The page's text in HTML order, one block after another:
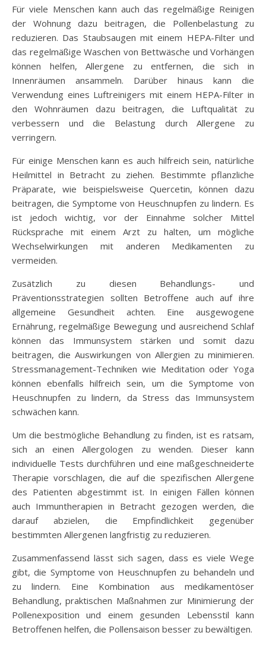
Für viele Menschen kann auch das regelmäßige Reinigen
der Wohnung dazu beitragen, die Pollenbelastung zu
reduzieren. Das Staubsaugen mit einem HEPA-Filter und
das regelmäßige Waschen von Bettwäsche und Vorhängen
können helfen, Allergene zu entfernen, die sich in
Innenräumen ansammeln. Darüber hinaus kann die
Verwendung eines Luftreinigers mit einem HEPA-Filter in
den Wohnräumen dazu beitragen, die Luftqualität zu
verbessern und die Belastung durch Allergene zu
verringern.
Für einige Menschen kann es auch hilfreich sein, natürliche
Heilmittel in Betracht zu ziehen. Bestimmte pflanzliche
Präparate, wie beispielsweise Quercetin, können dazu
beitragen, die Symptome von Heuschnupfen zu lindern. Es
ist jedoch wichtig, vor der Einnahme solcher Mittel
Rücksprache mit einem Arzt zu halten, um mögliche
Wechselwirkungen mit anderen Medikamenten zu
vermeiden.
Zusätzlich zu diesen Behandlungs- und
Präventionsstrategien sollten Betroffene auch auf ihre
allgemeine Gesundheit achten. Eine ausgewogene
Ernährung, regelmäßige Bewegung und ausreichend Schlaf
können das Immunsystem stärken und somit dazu
beitragen, die Auswirkungen von Allergien zu minimieren.
Stressmanagement-Techniken wie Meditation oder Yoga
können ebenfalls hilfreich sein, um die Symptome von
Heuschnupfen zu lindern, da Stress das Immunsystem
schwächen kann.
Um die bestmögliche Behandlung zu finden, ist es ratsam,
sich an einen Allergologen zu wenden. Dieser kann
individuelle Tests durchführen und eine maßgeschneiderte
Therapie vorschlagen, die auf die spezifischen Allergene
des Patienten abgestimmt ist. In einigen Fällen können
auch Immuntherapien in Betracht gezogen werden, die
darauf abzielen, die Empfindlichkeit gegenüber
bestimmten Allergenen langfristig zu reduzieren.
Zusammenfassend lässt sich sagen, dass es viele Wege
gibt, die Symptome von Heuschnupfen zu behandeln und
zu lindern. Eine Kombination aus medikamentöser
Behandlung, praktischen Maßnahmen zur Minimierung der
Pollenexposition und einem gesunden Lebensstil kann
Betroffenen helfen, die Pollensaison besser zu bewältigen.